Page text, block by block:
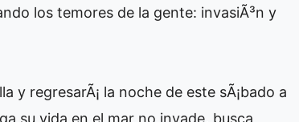
los temores de la gente: invasiÃ³n y
y regresarÃ¡ la noche de este sÃ¡bado a
su vida en el mar no invade, busca